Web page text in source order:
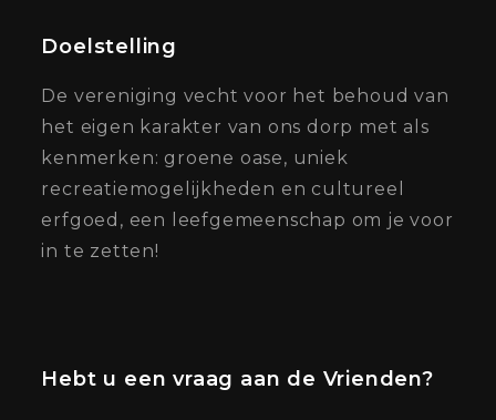
Doelstelling
De vereniging vecht voor het behoud van
het eigen karakter van ons dorp met als
kenmerken: groene oase, uniek
recreatiemogelijkheden en cultureel
erfgoed, een leefgemeenschap om je voor
in te zetten!
Hebt u een vraag aan de Vrienden?